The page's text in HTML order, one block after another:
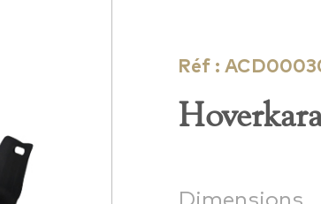
Réf :